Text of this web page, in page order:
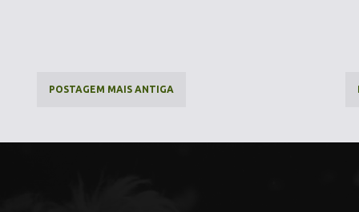
POSTAGEM MAIS ANTIGA